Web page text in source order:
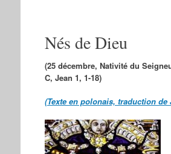
Nés de Dieu
(25 décembre, Nativité du
C, Jean 1, 1-18)
(Texte en polonais, traduction de